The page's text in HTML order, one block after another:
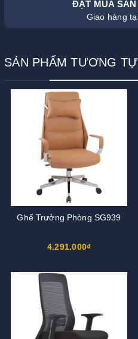
ĐẶT MUA
Giao hàng
SẢN PHẨM TƯƠNG TỰ
Ghế Trưởng Phòng SG939
4.291.000₫